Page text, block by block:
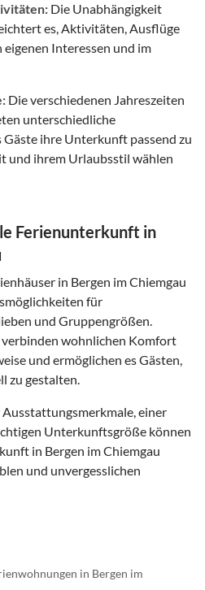
Die Unabhängigkeit
es, Aktivitäten, Ausflüge
Interessen und im
Die verschiedenen Jahreszeiten
unterschiedliche
Gäste ihre Unterkunft passend zu
und ihrem Urlaubsstil wählen
Ferienunterkunft in
in Bergen im Chiemgau
für
und Gruppengrößen.
wohnlichen Komfort
und ermöglichen es Gästen,
zu gestalten.
einer
Unterkunftsgröße können
in Bergen im Chiemgau
und unvergesslichen
in Bergen im